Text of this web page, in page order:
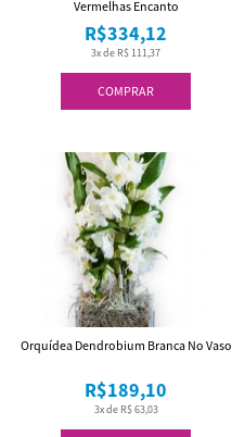
COMPRAR
3x de R$ 111,37
R$334,12
Vermelhas Encanto
3x de R$ 63,03
R$189,10
Orquídea Dendrobium Branca No Vaso